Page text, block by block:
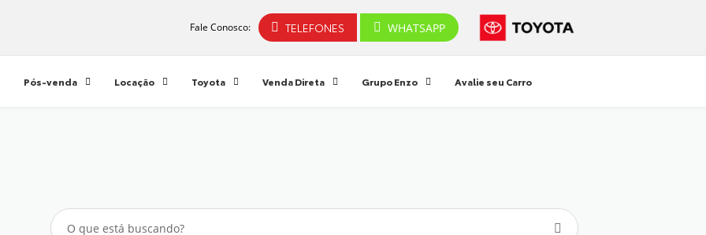
Fale Conosco: TELEFONES WHATSAPP
Pós-venda Locação Toyota Venda Direta Grupo Enzo Avalie seu Carro